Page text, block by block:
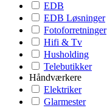
EDB
EDB Løsninger
Fotoforretninger
Hifi & Tv
Husholding
Telebutikker
Håndværkere
Elektriker
Glarmester